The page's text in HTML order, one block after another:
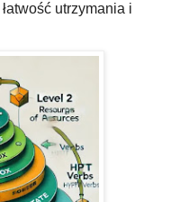
utrzymania i